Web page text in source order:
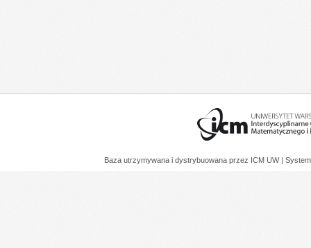
Baza utrzymywana i dystrybuowana przez ICM UW |